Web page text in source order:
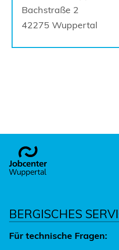
Bachstraße 2
42275 Wuppertal
Footer
BERGISCHES
Für technische Fragen: